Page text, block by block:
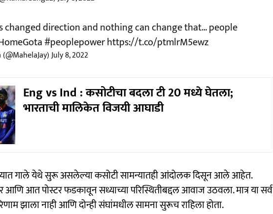
changed direction and nothing can change that… people
#peoplepowerhttps://t.co/ptmlrM5ewz
July 8, 2022
Eng vs Ind : कसोटीचा बदला टी 20 मध्ये घेतला;
भारताची मालिकेत विजयी आघाडी
गाले येथे सुरू असलेल्या कसोटी सामन्यातही आंदोलक दिसून आले आहेत.
आणि आत पोस्टर फडकावून सध्याच्या परिस्थितीबद्दल आवाज उठवला. मात्र या सर्व
झाला नाही आणि दोन्ही संघांमधील सामना सुरूच राहिला होता.